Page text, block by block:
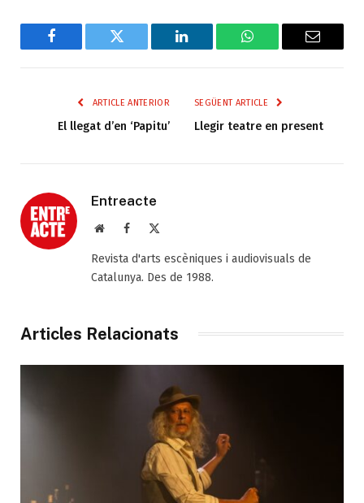
Facebook Twitter LinkedIn WhatsAppEmail
ARTICLE ANTERIOR
El llegat d’en ‘Papitu’
SEGÜENT ARTICLE
Llegir teatre en present
Entreacte
Web Facebook
Revista d'arts escèniques i audiovisuals de
Catalunya. Des de 1988.
Articles Relacionats